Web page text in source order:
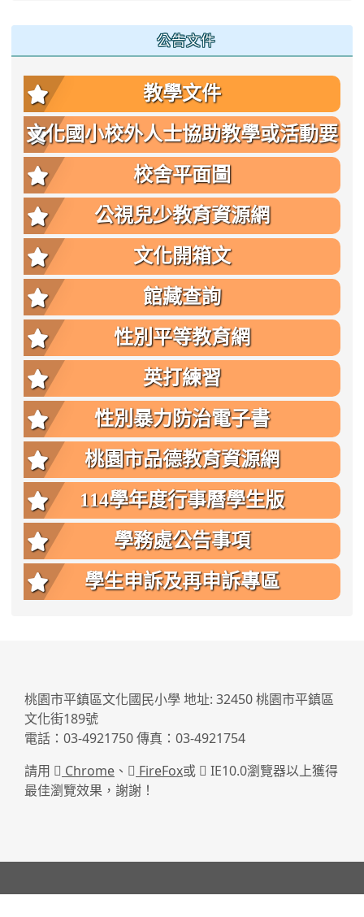
公告文件
教學文件
文化國小校外人士協助教學或活動要
點
校舍平面圖
公視兒少教育資源網
文化開箱文
館藏查詢
性別平等教育網
英打練習
性別暴力防治電子書
桃園市品德教育資源網
114學年度行事曆學生版
學務處公告事項
學生申訴及再申訴專區
桃園市平鎮區文化國民小學 地址: 32450 桃園市平鎮區
文化街189號
電話：03-4921750 傳真：03-4921754
請用
Chrome 、 FireFox或
IE10.0瀏覽器以上獲得
最佳瀏覽效果，謝謝！